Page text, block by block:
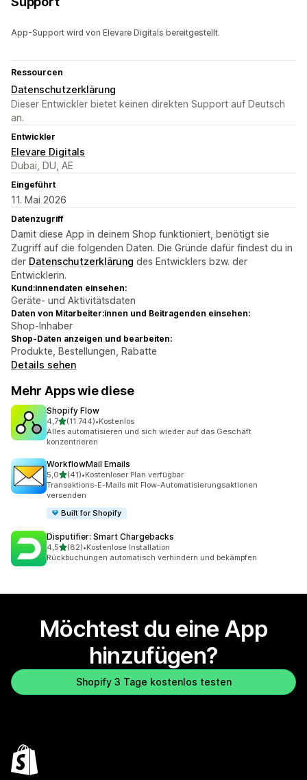
App-Support wird von Elevare Digitals bereitgestellt.
Ressourcen
Datenschutzerklärung
Dieser Entwickler bietet keinen direkten Support auf Deutsch
an.
Entwickler
Elevare Digitals
Dubai, DU, AE
Eingeführt
11. Mai 2026
Datenzugriff
Damit diese App in deinem Shop funktioniert, benötigt sie
Zugriff auf die folgenden Daten. Die Gründe dafür findest du in
der Datenschutzerklärung des Entwicklers bzw. der
Entwicklerin.
Kund:innendaten einsehen:
Geräte- und Aktivitätsdaten
Daten von Mitarbeiter:innen und Beitragenden einsehen:
Shop-Inhaber
Shop-Daten anzeigen und bearbeiten:
Produkte, Bestellungen, Rabatte
Details sehen
Mehr Apps wie diese
Shopify Flow
4,7von 5 Sternen
(11.744)
11744 Rezensionen insgesamt
•Kostenlos
Alles automatisieren und sich wieder auf das Geschäft
konzentrieren
WorkflowMail Emails
5,0von 5 Sternen
(41)
41 Rezensionen insgesamt
•Kostenloser Plan verfügbar
Transaktions-E-Mails mit Flow-Automatisierungsaktionen
versenden
Built for Shopify
Disputifier: Smart Chargebacks
4,5von 5 Sternen
(82)
82 Rezensionen insgesamt
•Kostenlose Installation
Rückbuchungen automatisch verhindern und bekämpfen
Möchtest du eine App
hinzufügen?
Shopify 3 Tage kostenlos testen